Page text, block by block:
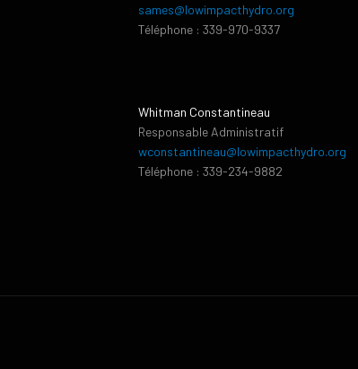
sames@lowimpacthydro.org
Téléphone : 339-970-9337
Whitman Constantineau
Responsable Administratif
wconstantineau@lowimpacthydro.org
Téléphone : 339-234-9882